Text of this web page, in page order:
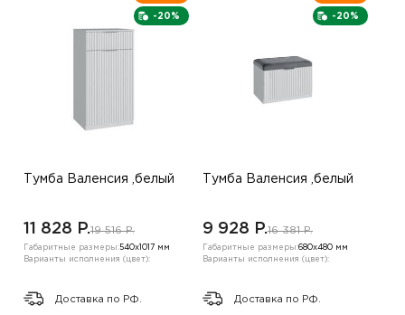
-20%
Тумба Валенсия ,белый
11 828 P.19 516 P.
Габаритные размеры:540х1017 мм
Варианты исполнения (цвет):
Доставка по РФ.
-20%
Тумба Валенсия ,белый
9 928 P.16 381 P.
Габаритные размеры:680х480 мм
Варианты исполнения (цвет):
Доставка по РФ.